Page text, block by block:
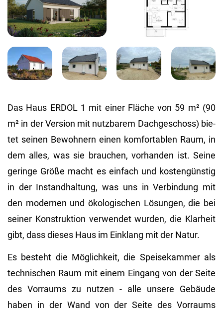
Das Haus ERDOL 1 mit einer Flä­che von 59 m² (90
m² in der Ver­si­on mit nutz­ba­rem Dach­ge­schoss) bie­
tet sei­nen Be­woh­nern einen kom­for­ta­blen Raum, in
dem alles, was sie brau­chen, vor­han­den ist. Seine
ge­rin­ge Größe macht es ein­fach und kos­ten­güns­tig
in der In­stand­hal­tung, was uns in Ver­bin­dung mit
den mo­der­nen und öko­lo­gi­schen Lö­sun­gen, die bei
sei­ner Kon­struk­ti­on ver­wen­det wur­den, die Klar­heit
gibt, dass die­ses Haus im Ein­klang mit der Natur.
Es be­steht die Mög­lich­keit, die Spei­se­kam­mer als
tech­ni­schen Raum mit einem Ein­gang von der Seite
des Vor­raums zu nut­zen - alle un­se­re Ge­bäu­de
haben in der Wand von der Seite des Vor­raums